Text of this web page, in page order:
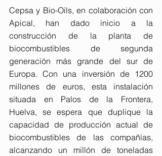
Cepsa y Bio-Oils, en colaboración con
Apical, han dado inicio a la
construcción de la planta de
biocombustibles de segunda
generación más grande del sur de
Europa. Con una inversión de 1200
millones de euros, esta instalación
situada en Palos de la Frontera,
Huelva, se espera que duplique la
capacidad de producción actual de
biocombustibles de las compañías,
alcanzando un millón de toneladas